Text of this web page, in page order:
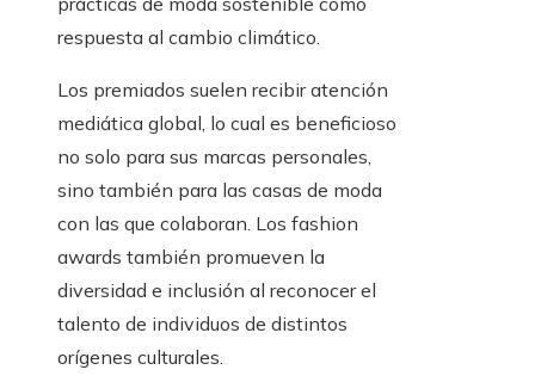
respuesta al cambio climático.
Los premiados suelen recibir atención
mediática global, lo cual es beneficioso
no solo para sus marcas personales,
sino también para las casas de moda
con las que colaboran. Los fashion
awards también promueven la
diversidad e inclusión al reconocer el
talento de individuos de distintos
orígenes culturales.